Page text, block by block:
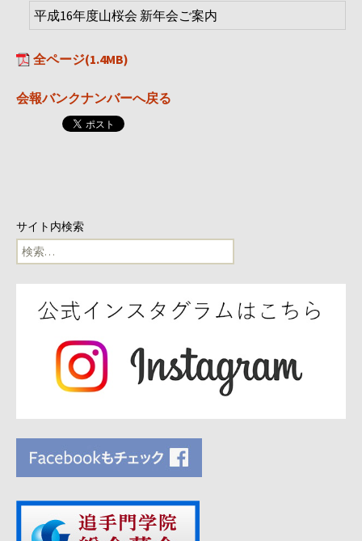
平成16年度山桜会 新年会ご案内
全ページ(1.4MB)
会報バンクナンバーへ戻る
サイト内検索
検
索: